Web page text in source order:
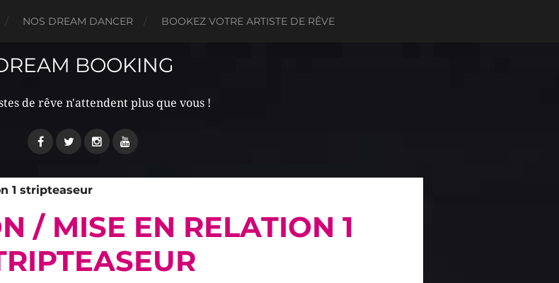
NOS DREAM DANCER BOOKEZ VOTRE ARTISTE DE RÊVE
BOOKING
de rêve n'attendent plus que vous !
1 stripteaseur
/ MISE EN RELATION 1